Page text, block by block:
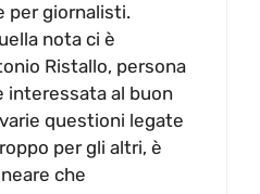
per giornalisti.
nota ci è
Ristallo, persona
interessata al buon
questioni legate
per gli altri, è
che